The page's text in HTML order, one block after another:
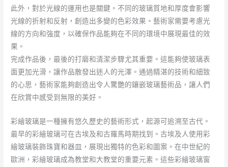
此外，對於光線的運用也是關鍵。不同的玻璃質地和厚度會影響
光線的折射和反射，創造出多變的色彩效果。藝術家需要考慮光
線的方向和強度，以確保作品能夠在不同的環境中展現最佳的效
果。
完成作品後，最後的打磨和清潔步驟尤其重要。這能夠使玻璃表
面更加光滑，讓作品散發出迷人的光澤。通過精湛的技術和細致
的心思，藝術家能夠創造出令人驚艷的鑲嵌玻璃藝術品，讓人們
在欣賞中感受到無限的美好。
彩繪玻璃是一種擁有悠久歷史的藝術形式，起源可追溯至古代。
最早的彩繪玻璃可在古埃及和古羅馬時期找到。古埃及人使用彩
繪玻璃裝飾珠寶和器皿，展現出獨特的色彩和圖案。在中世紀的
歐洲，彩繪玻璃成為教堂和大教堂的重要元素。這些彩繪玻璃窗